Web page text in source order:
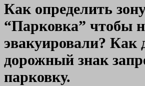
Как определить
“Парковка” чтобы
эвакуировали? Как
дорожный знак
парковку.